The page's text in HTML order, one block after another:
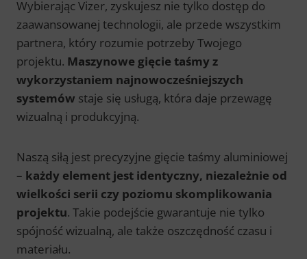
Wybierając Vizer, zyskujesz nie tylko dostęp do
zaawansowanej technologii, ale przede wszystkim
partnera, który rozumie potrzeby Twojego
projektu. Maszynowe gięcie taśmy z
wykorzystaniem najnowocześniejszych
systemów staje się usługą, która daje przewagę
wizualną i produkcyjną.
Naszą siłą jest precyzyjne gięcie taśmy aluminiowej
– każdy element jest identyczny, niezależnie od
wielkości serii czy poziomu skomplikowania
projektu. Takie podejście gwarantuje nie tylko
spójność wizualną, ale także oszczędność czasu i
materiału.